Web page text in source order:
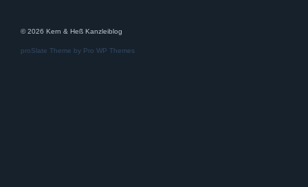
© 2026 Kern & Heß Kanzleiblog
proSlate Theme by Pro WP Themes